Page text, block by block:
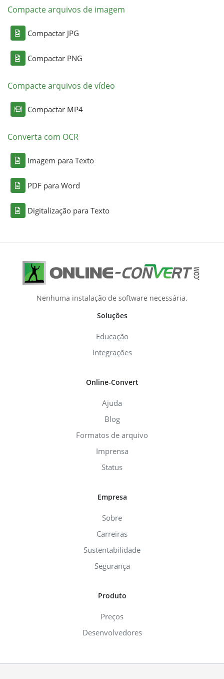
Compacte arquivos de imagem
Compactar JPG
Compactar PNG
Compacte arquivos de vídeo
Compactar MP4
Converta com OCR
Imagem para Texto
PDF para Word
Digitalização para Texto
Nenhuma instalação de software necessária.
Soluções
Educação
Integrações
Online-Convert
Ajuda
Blog
Formatos de arquivo
Imprensa
Status
Empresa
Sobre
Carreiras
Sustentabilidade
Segurança
Produto
Preços
Desenvolvedores